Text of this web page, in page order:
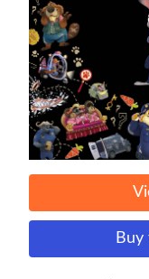
Buy